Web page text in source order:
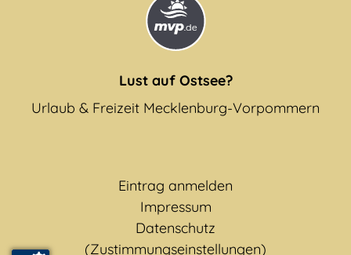
Lust auf Ostsee?
Urlaub & Freizeit Mecklenburg-Vorpommern
Eintrag anmelden
Impressum
Datenschutz
(Zustimmungseinstellungen)